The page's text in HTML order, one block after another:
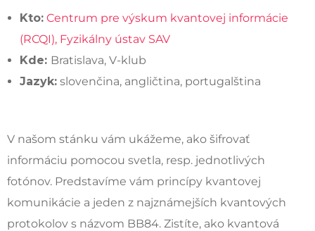
Kto: Centrum pre výskum kvantovej informácie
(RCQI), Fyzikálny ústav SAV
Kde: Bratislava, V-klub
Jazyk: slovenčina, angličtina, portugalština
V našom stánku vám ukážeme, ako šifrovať
informáciu pomocou svetla, resp. jednotlivých
fotónov. Predstavíme vám princípy kvantovej
komunikácie a jeden z najznámejších kvantových
protokolov s názvom BB84. Zistíte, ako kvantová